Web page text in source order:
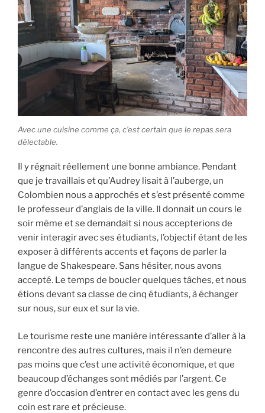
Avec une cuisine comme ça, c’est certain que le repas sera
délectable.
Il y régnait réellement une bonne ambiance. Pendant
que je travaillais et qu’Audrey lisait à l’auberge, un
Colombien nous a approchés et s’est présenté comme
le professeur d’anglais de la ville. Il donnait un cours le
soir même et se demandait si nous accepterions de
venir interagir avec ses étudiants, l’objectif étant de les
exposer à différents accents et façons de parler la
langue de Shakespeare. Sans hésiter, nous avons
accepté. Le temps de boucler quelques tâches, et nous
étions devant sa classe de cinq étudiants, à échanger
sur nous, sur eux et sur la vie.
Le tourisme reste une manière intéressante d’aller à la
rencontre des autres cultures, mais il n’en demeure
pas moins que c’est une activité économique, et que
beaucoup d’échanges sont médiés par l’argent. Ce
genre d’occasion d’entrer en contact avec les gens du
coin est rare et précieuse.